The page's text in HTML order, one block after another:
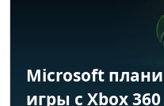
Microsoft
игры с Xbox